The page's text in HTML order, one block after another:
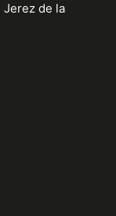
Jerez de la